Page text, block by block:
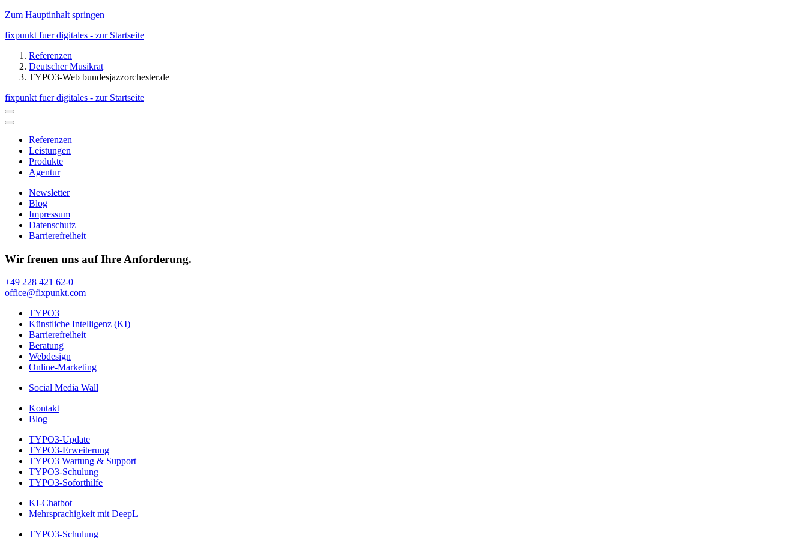
Zum Hauptinhalt springen
fixpunkt fuer digitales - zur Startseite
Referenzen
Deutscher Musikrat
TYPO3-Web bundesjazzorchester.de
fixpunkt fuer digitales - zur Startseite
Referenzen
Leistungen
Produkte
Agentur
Newsletter
Blog
Impressum
Datenschutz
Barrierefreiheit
Wir freuen uns auf Ihre Anforderung.
+49 228 421 62-0
office@fixpunkt.com
TYPO3
Künstliche Intelligenz (KI)
Barrierefreiheit
Beratung
Webdesign
Online-Marketing
Social Media Wall
Kontakt
Blog
TYPO3-Update
TYPO3-Erweiterung
TYPO3 Wartung & Support
TYPO3-Schulung
TYPO3-Soforthilfe
KI-Chatbot
Mehrsprachigkeit mit DeepL
TYPO3-Schulung